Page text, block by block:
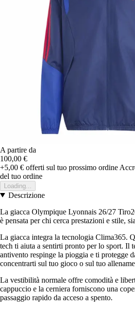
A partire da
100,00 €
+5,00 € offerti sul tuo prossimo ordine
del tuo ordine
Loading...
Descrizione
La giacca Olympique Lyonnais 26/27
è pensata per chi cerca prestazioni e stile,
La giacca integra la tecnologia Clima365.
tech ti aiuta a sentirti pronto per lo sport. Il
antivento respinge la pioggia e ti protegge
concentrarti sul tuo gioco o sul tuo
La vestibilità normale offre comodità e
cappuccio e la cerniera forniscono una
passaggio rapido da acceso a spento.